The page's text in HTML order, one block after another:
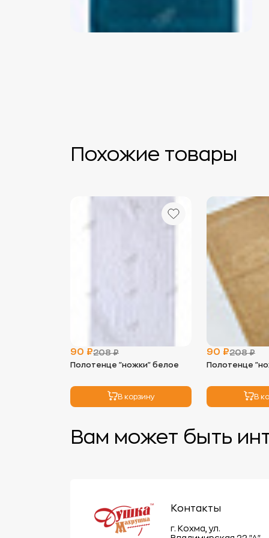
Похожие товары
90 ₽208 ₽
Полотенце "ножки" белое
В корзину
90 ₽208 ₽
Полотенце
В
Вам может быть
Контакты
г. Кохма, ул.